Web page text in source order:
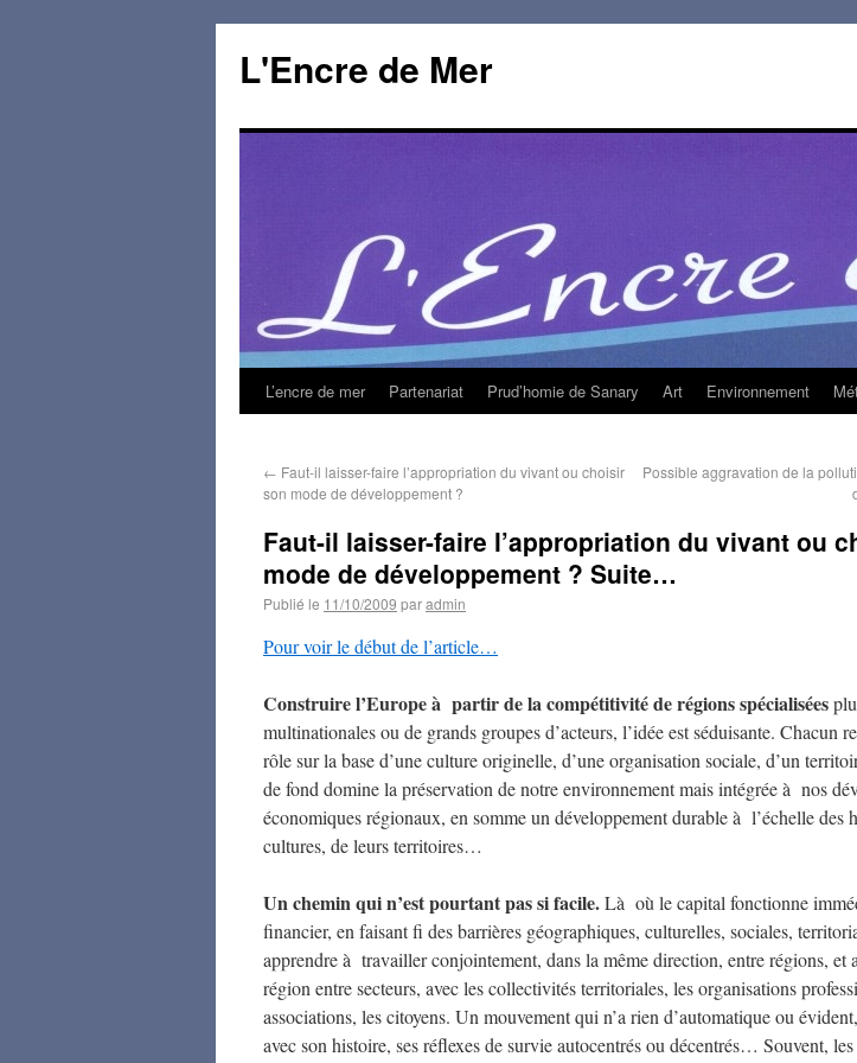
L'Encre de Mer
L’encre de mer Partenariat Prud’homie de Sanary Art Environnement
← Faut-il laisser-faire l’appropriation du vivant ou choisir
son mode de développement ?
Possible aggravation de la
Faut-il laisser-faire l’appropriation du vivant ou
mode de développement ? Suite…
Publié le 11/10/2009 paradmin
Pour voir le début de l’article…
Construire l’Europe à partir de la compétitivité de régions spécialisées
multinationales ou de grands groupes d’acteurs, l’idée est séduisante. Chacun
rôle sur la base d’une culture originelle, d’une organisation sociale, d’un
de fond domine la préservation de notre environnement mais intégrée à nos
économiques régionaux, en somme un développement durable à l’échelle des
cultures, de leurs territoires…
Un chemin qui n’est pourtant pas si facile.Là où le capital fonctionne
financier, en faisant fi des barrières géographiques, culturelles, sociales,
apprendre à travailler conjointement, dans la même direction, entre régions, et
région entre secteurs, avec les collectivités territoriales, les organisations
associations, les citoyens. Un mouvement qui n’a rien d’automatique ou
avec son histoire, ses réflexes de survie autocentrés ou décentrés… Souvent,